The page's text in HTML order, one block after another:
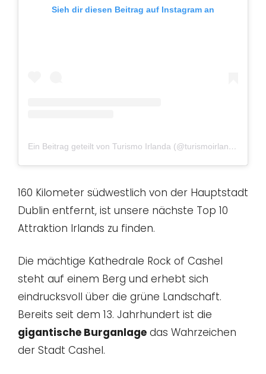
Sieh dir diesen Beitrag auf Instagram an
Ein Beitrag geteilt von Turismo Irlanda (@turismoirlanda)
160 Kilometer südwestlich von der Hauptstadt
Dublin entfernt, ist unsere nächste Top 10
Attraktion Irlands zu finden.
Die mächtige Kathedrale Rock of Cashel
steht auf einem Berg und erhebt sich
eindrucksvoll über die grüne Landschaft.
Bereits seit dem 13. Jahrhundert ist die
gigantische Burganlage das Wahrzeichen
der Stadt Cashel.